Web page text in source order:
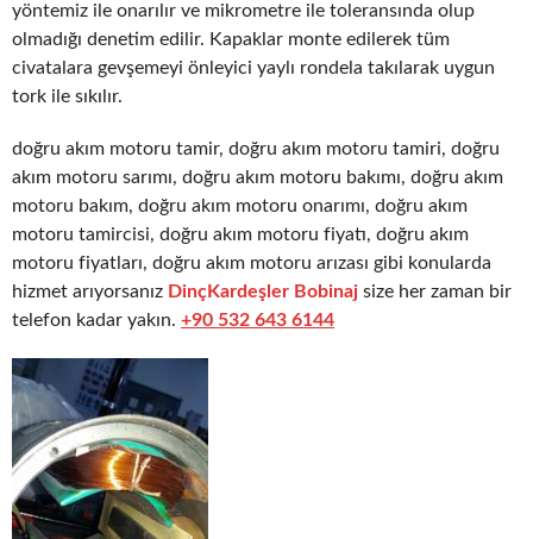
yöntemiz ile onarılır ve mikrometre ile toleransında olup
olmadığı denetim edilir. Kapaklar monte edilerek tüm
civatalara gevşemeyi önleyici yaylı rondela takılarak uygun
tork ile sıkılır.
doğru akım motoru tamir, doğru akım motoru tamiri, doğru
akım motoru sarımı, doğru akım motoru bakımı, doğru akım
motoru bakım, doğru akım motoru onarımı, doğru akım
motoru tamircisi, doğru akım motoru fiyatı, doğru akım
motoru fiyatları, doğru akım motoru arızası gibi konularda
hizmet arıyorsanız DinçKardeşler Bobinaj size her zaman bir
telefon kadar yakın. +90 532 643 6144